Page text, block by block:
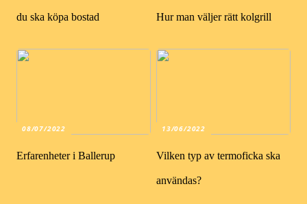
du ska köpa bostad Hur man väljer rätt kolgrill
08/07/2022
Erfarenheter i Ballerup
13/06/2022
Vilken typ av termoficka ska
användas?